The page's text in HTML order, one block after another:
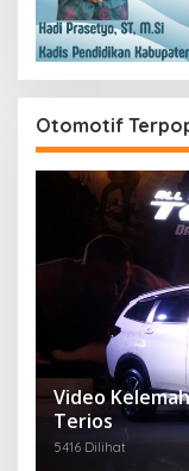
Otomotif
Video
Terios
5416 Dilihat